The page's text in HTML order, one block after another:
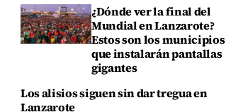
¿Dónde ver la final del
Mundial en Lanzarote?
Estos son los municipios
que instalarán pantallas
gigantes
Los alisios siguen sin dar tregua en
Lanzarote